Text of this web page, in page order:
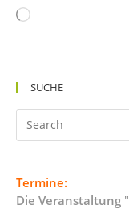
Wird
SUCHE
Termine:
Die Veranstaltung "